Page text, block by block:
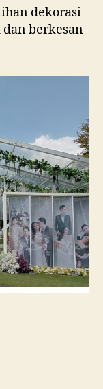
dekorasi
berkesan